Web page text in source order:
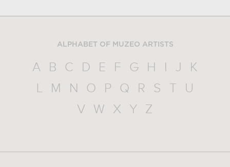
ALPHABET OF MUZEO ARTISTS
A B C D E F G H I J
K
L
M N O P Q R S T
U
V
W X Y Z